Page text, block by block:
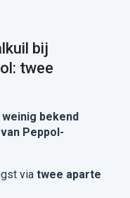
bij
twee
bekend
Peppol-
via twee aparte